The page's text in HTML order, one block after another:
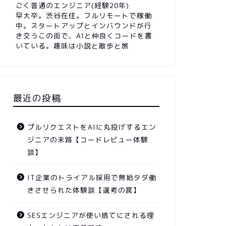
ごく普通のエンジニア(経験20年)
早大卒。渋谷在住。フルリモートで稼働
中。スタートアップとインバウンドが行
き交うこの街で、AIと仲良くコードを書
いている。趣味は小説と散歩と旅
最近の投稿
プルリクエストをAIに丸投げするエン
ジニアの末路【コードレビュー体験
談】
IT企業のトライアル採用で無給タダ働
きさせられた体験談【選考の罠】
SESエンジニアが使い捨てにされる理